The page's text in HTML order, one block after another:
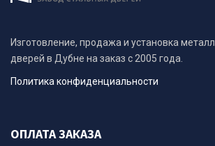
Изготовление, продажа и установка
дверей в Дубне на заказ с 2005 года.
Политика конфиденциальности
ОПЛАТА ЗАКАЗА